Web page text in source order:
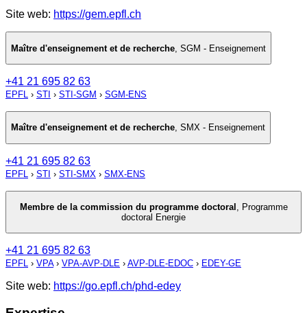
Site web: https://gem.epfl.ch
Maître d'enseignement et de recherche SGM - Enseignement
+41 21 695 82 63
EPFL › STI › STI-SGM › SGM-ENS
Maître d'enseignement et de recherche, SMX - Enseignement
+41 21 695 82 63
EPFL › STI › STI-SMX › SMX-ENS
Membre de la commission du programme doctoral , Programme
doctoral Energie
+41 21 695 82 63
EPFL › VPA› VPA-AVP-DLE › AVP-DLE-EDOC › EDEY-GE
Site web: https://go.epfl.ch/phd-edey